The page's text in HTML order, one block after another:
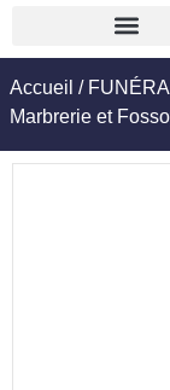
Accueil /
Marbrerie et